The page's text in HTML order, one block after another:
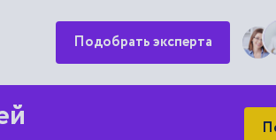
Подобрать эксперта